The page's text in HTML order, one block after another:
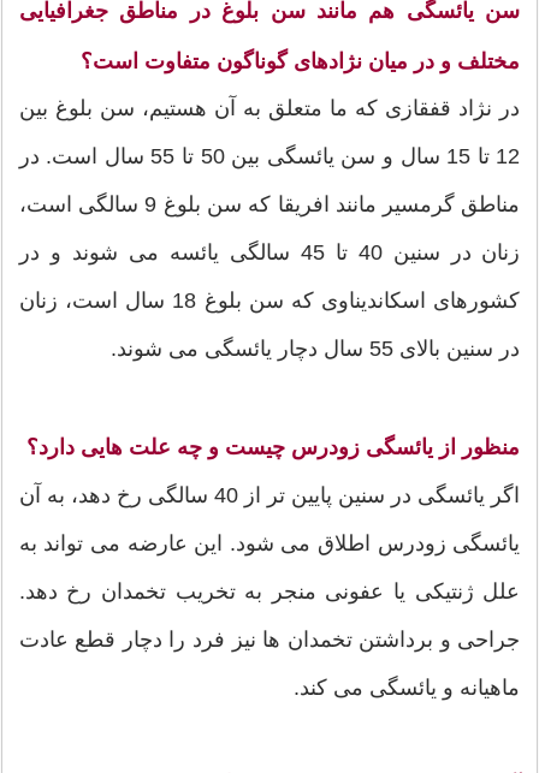
سن یائسگی هم مانند سن بلوغ در مناطق جغرافیایی
مختلف و در میان نژادهای گوناگون متفاوت است؟
در نژاد قفقازی که ما متعلق به آن هستیم، سن بلوغ بین
12 تا 15 سال و سن یائسگی بین 50 تا 55 سال است. در
مناطق گرمسیر مانند افریقا که سن بلوغ 9 سالگی است،
زنان در سنین 40 تا 45 سالگی یائسه می شوند و در
کشورهای اسکاندیناوی که سن بلوغ 18 سال است، زنان
در سنین بالای 55 سال دچار یائسگی می شوند.
منظور از یائسگی زودرس چیست و چه علت هایی دارد؟
اگر یائسگی در سنین پایین تر از 40 سالگی رخ دهد، به آن
یائسگی زودرس اطلاق می شود. این عارضه می تواند به
علل ژنتیکی یا عفونی منجر به تخریب تخمدان رخ دهد.
جراحی و برداشتن تخمدان ها نیز فرد را دچار قطع عادت
ماهیانه و یائسگی می کند.